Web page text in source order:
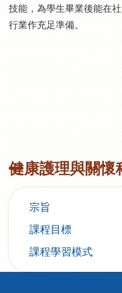
技能，為學生畢業後能在
行業作充足準備。
健康護理與關懷
宗旨
課程目標
課程學習模式